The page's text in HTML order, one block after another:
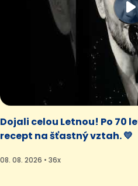
Dojali celou Letnou! Po 70
recept na šťastný vztah. 💛
08. 08. 2026 • 36x